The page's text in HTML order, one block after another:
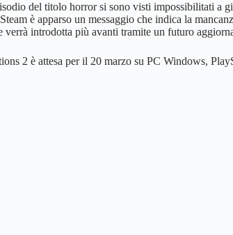
del titolo horror si sono visti impossibilitati a
è apparso un messaggio che indica la
introdotta più avanti tramite un futuro
2 è attesa per il 20 marzo su PC Windows,